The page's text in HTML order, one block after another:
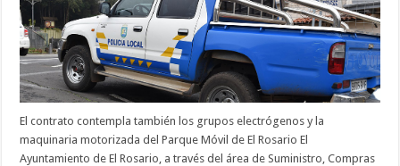
El contrato contempla también los grupos electrógenos y la
maquinaria motorizada del Parque Móvil de El Rosario El
Ayuntamiento de El Rosario, a través del área de Suministro, Compras